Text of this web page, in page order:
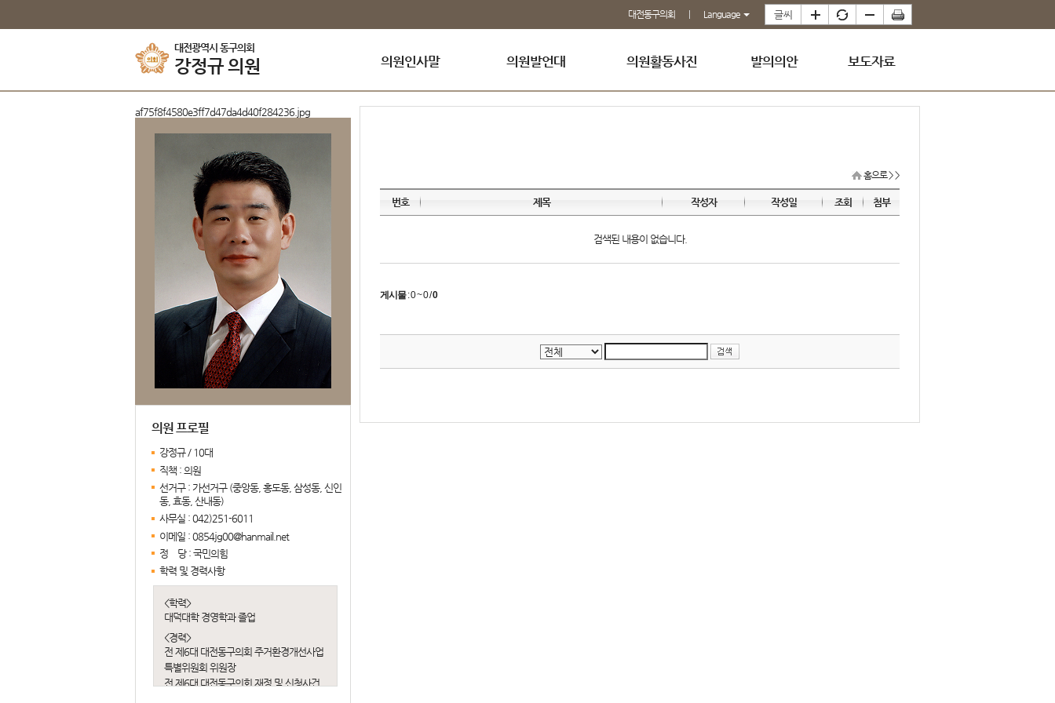
대전동구의회 Language
대전광역시 동구의회
강정규의원 의원인사말 의원발언대 의원활동사진 발의의안 보도자료
af75f8f4580e3ff7d47da4d40f284236.jpg
의원 프로필
강정규 / 10대
직책 : 의원
선거구 : 가선거구 (중앙동, 홍도동, 삼성동, 신인
동, 효동, 산내동)
사무실 : 042)251-6011
이메일 : 0854jg00@hanmail.net
정 당 : 국민의힘
학력 및 경력사항
<학력>
대덕대학 경영학과 졸업
<경력>
전 제6대 대전동구의회 주거환경개선사업
특별위원회 위원장
전 제6대 대전동구의회 재정 및 신청사건
홈으로> >
번호 제목 작성자 작성일 조회 첨부
검색된 내용이 없습니다.
게시물:0 ~ 0/0